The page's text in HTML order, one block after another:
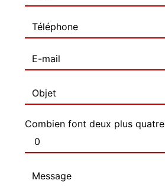
Combien font deux plus quatre